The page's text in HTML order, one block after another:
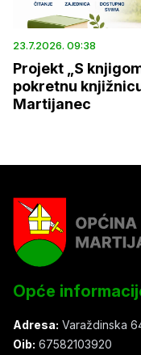
23.7.2026. 09:38
Projekt „S
pokretnu
Martijanec
Opće
Adresa: Varaždinska
Oib: 67582103920